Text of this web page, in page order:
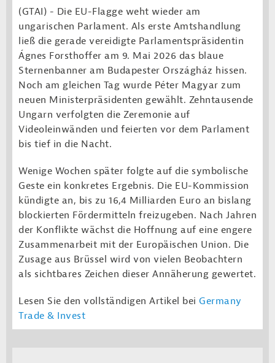
(GTAI) - Die EU-Flagge weht wieder am
ungarischen Parlament. Als erste Amtshandlung
ließ die gerade vereidigte Parlamentspräsidentin
Ágnes Forsthoffer am 9. Mai 2026 das blaue
Sternenbanner am Budapester Országház hissen.
Noch am gleichen Tag wurde Péter Magyar zum
neuen Ministerpräsidenten gewählt. Zehntausende
Ungarn verfolgten die Zeremonie auf
Videoleinwänden und feierten vor dem Parlament
bis tief in die Nacht.
Wenige Wochen später folgte auf die symbolische
Geste ein konkretes Ergebnis. Die EU-Kommission
kündigte an, bis zu 16,4 Milliarden Euro an bislang
blockierten Fördermitteln freizugeben. Nach Jahren
der Konflikte wächst die Hoffnung auf eine engere
Zusammenarbeit mit der Europäischen Union. Die
Zusage aus Brüssel wird von vielen Beobachtern
als sichtbares Zeichen dieser Annäherung gewertet.
Lesen Sie den vollständigen Artikel bei Germany
Trade & Invest